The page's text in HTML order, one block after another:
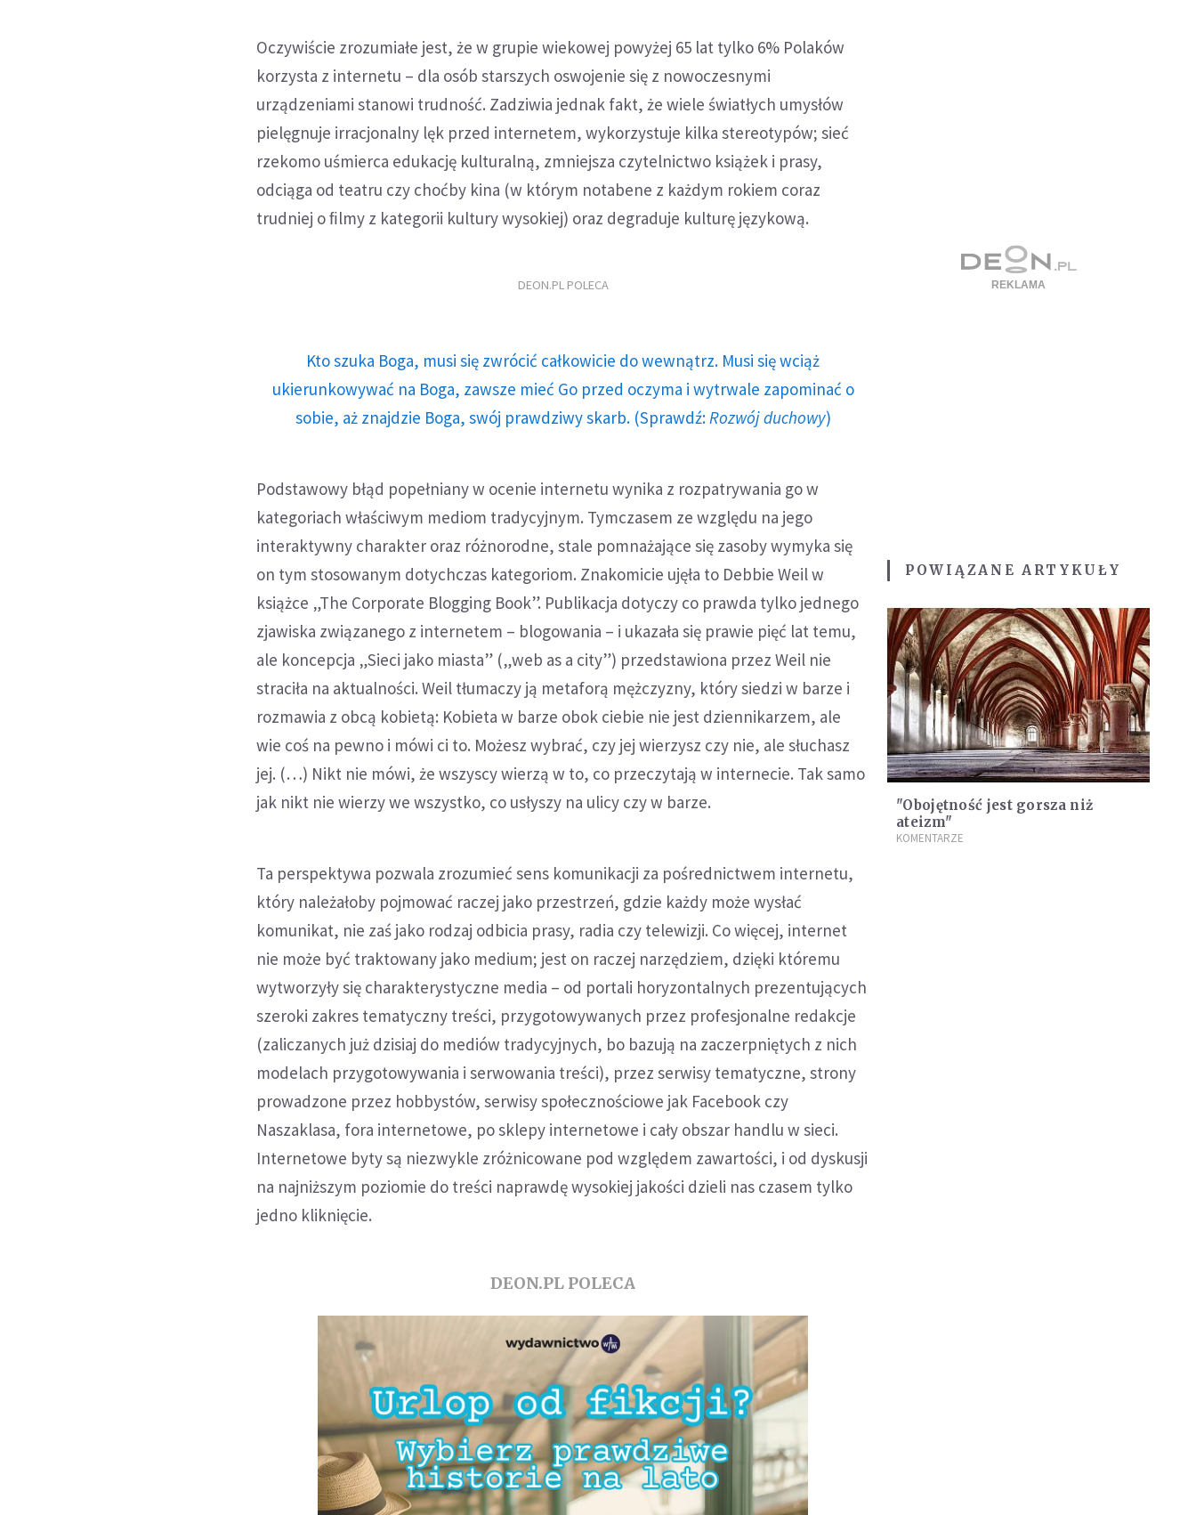
Oczywiście zrozumiałe jest, że w grupie wiekowej powyżej 65 lat tylko 6% Polaków
korzysta z internetu – dla osób starszych oswojenie się z nowoczesnymi
urządzeniami stanowi trudność. Zadziwia jednak fakt, że wiele światłych umysłów
pielęgnuje ir­racjonalny lęk przed internetem, wykorzystuje kilka stereotypów; sieć
rzekomo uśmierca edukację kulturalną, zmniejsza czytelnic­two książek i prasy,
odciąga od teatru czy choćby kina (w którym notabene z każdym rokiem coraz
trudniej o ﬁlmy z kategorii kultu­ry wysokiej) oraz degraduje kulturę językową.
DEON.PL POLECA
Kto szuka Boga, musi się zwrócić całkowicie do wewnątrz. Musi się wciąż
ukierunkowywać na Boga, zawsze mieć Go przed oczyma i wytrwale zapominać o
sobie, aż znajdzie Boga, swój prawdziwy skarb. (Sprawdź:Rozwój duchowy)
Podstawowy błąd popełniany w ocenie internetu wynika z rozpa­trywania go w
kategoriach właściwym mediom tradycyjnym. Tym­czasem ze względu na jego
interaktywny charakter oraz różnorodne, stale pomnażające się zasoby wymyka się
on tym stosowanym dotychczas kategoriom. Znakomicie ujęła to Debbie Weil w
książce „The Corporate Blogging Book”. Publikacja dotyczy co prawda tylko jednego
zjawiska związanego z internetem – blogowania – i ukazała się prawie pięć lat temu,
ale koncepcja „Sieci jako miasta” („web as a city”) przedstawiona przez Weil nie
straciła na aktualności. Weil tłumaczy ją metaforą mężczyzny, który siedzi w barze i
rozmawia z obcą kobietą: Kobieta w barze obok ciebie nie jest dziennika­rzem, ale
wie coś na pewno i mówi ci to. Możesz wybrać, czy jej wierzysz czy nie, ale słuchasz
jej. (…) Nikt nie mówi, że wszyscy wierzą w to, co przeczytają w internecie. Tak samo
jak nikt nie wierzy we wszystko, co usłyszy na ulicy czy w barze.
Ta perspektywa pozwala zrozumieć sens komunikacji za pośrednictwem internetu,
który należałoby pojmować raczej jako przestrzeń, gdzie każdy może wysłać
komunikat, nie zaś jako ro­dzaj odbicia prasy, radia czy telewizji. Co więcej, internet
nie może być traktowany jako medium; jest on raczej narzędziem, dzięki któremu
wytworzyły się charakterystyczne media – od portali ho­ryzontalnych prezentujących
szeroki zakres tematyczny treści, przygotowywanych przez profesjonalne redakcje
(zaliczanych już dzisiaj do mediów tradycyjnych, bo bazują na zaczerpniętych z nich
modelach przygotowywania i serwowania treści), przez ser­wisy tematyczne, strony
prowadzone przez hobbystów, serwisy społecznościowe jak Facebook czy
Naszaklasa, fora internetowe, po sklepy internetowe i cały obszar handlu w sieci.
Internetowe byty są niezwykle zróżnicowane pod względem zawartości, i od dyskusji
na najniższym poziomie do treści naprawdę wysokiej jakości dzieli nas czasem tylko
jedno kliknięcie.
DEON.PL POLECA
POWIĄZANE ARTYKUŁY
"Obojętność jest gorsza niż
ateizm"
KOMENTARZE